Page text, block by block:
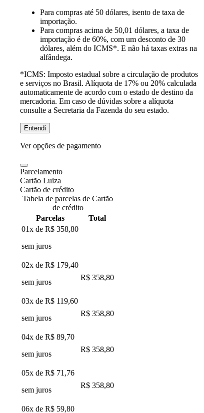
Para compras até 50 dólares, isento de taxa de
importação.
Para compras acima de 50,01 dólares, a taxa de
importação é de 60%, com um desconto de 30
dólares, além do ICMS*. E não há taxas extras na
alfândega.
*ICMS: Imposto estadual sobre a circulação de produtos
e serviços no Brasil. Alíquota de 17% ou 20% calculada
automaticamente de acordo com o estado de destino da
mercadoria. Em caso de dúvidas sobre a alíquota
consulte a Secretaria da Fazenda do seu estado.
Entendi
Ver opções de pagamento
Parcelamento
Cartão Luiza
Cartão de crédito
Tabela de parcelas de Cartão
de crédito
Parcelas
Total
01x de R$ 358,80
sem juros
02x de R$ 179,40
sem juros
R$ 358,80
03x de R$ 119,60
sem juros
R$ 358,80
04x de R$ 89,70
sem juros
R$ 358,80
05x de R$ 71,76
sem juros
R$ 358,80
06x de R$ 59,80